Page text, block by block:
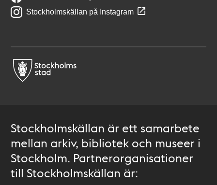
Stockholmskällan på Instagram
Stockholmskällan är ett samarbete
mellan arkiv, bibliotek och museer i
Stockholm. Partnerorganisationer
till Stockholmskällan är: